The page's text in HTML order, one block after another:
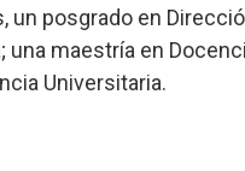
un posgrado en
una maestría en
Universitaria.